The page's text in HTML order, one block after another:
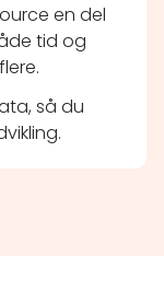
en del
tid og
så du